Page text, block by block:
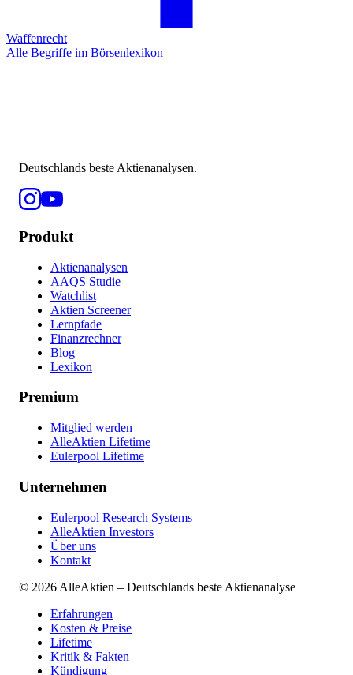
Waffenrecht
Alle Begriffe im Börsenlexikon
Deutschlands beste Aktienanalysen.
Produkt
Aktienanalysen
AAQS Studie
Watchlist
Aktien Screener
Lernpfade
Finanzrechner
Blog
Lexikon
Premium
Mitglied werden
AlleAktien Lifetime
Eulerpool Lifetime
Unternehmen
Eulerpool Research Systems
AlleAktien Investors
Über uns
Kontakt
© 2026 AlleAktien – Deutschlands beste Aktienanalyse
Erfahrungen
Kosten & Preise
Lifetime
Kritik & Fakten
Kündigung